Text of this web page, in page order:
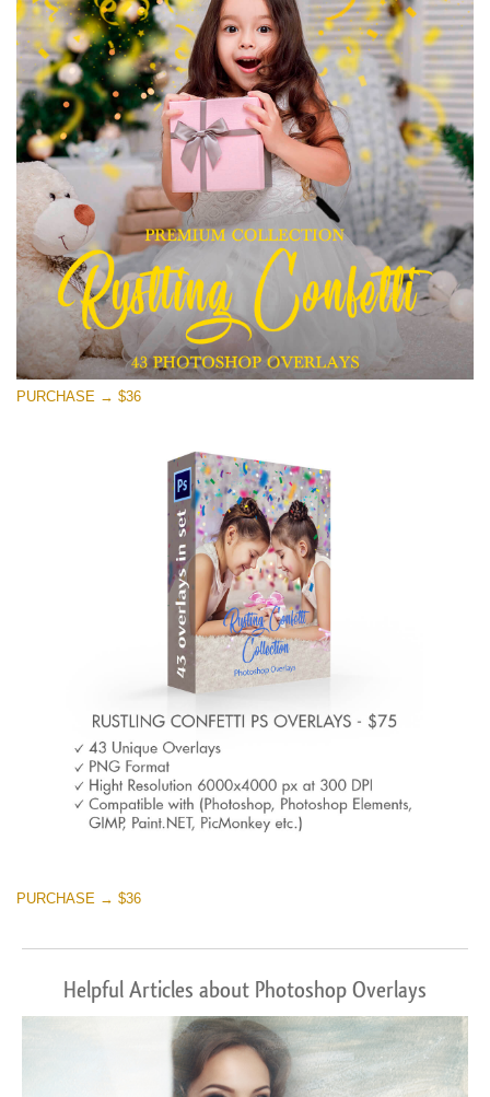
Large 6000*4000px
Entire Collection
(1783 Overlays)
Large 6000*4000px
Tải xuống miễn phí
PURCHASE → $36
PURCHASE → $36
Helpful Articles about Photoshop Overlays